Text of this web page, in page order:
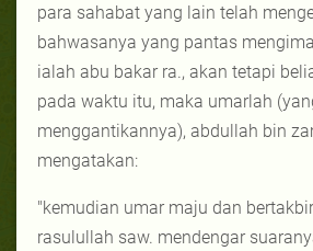
para sahabat yang lain telah
bahwasanya yang pantas
ialah abu bakar ra., akan tetapi
pada waktu itu, maka umarlah
menggantikannya), abdullah bin
mengatakan:
"kemudian umar maju dan
rasulullah saw. mendengar